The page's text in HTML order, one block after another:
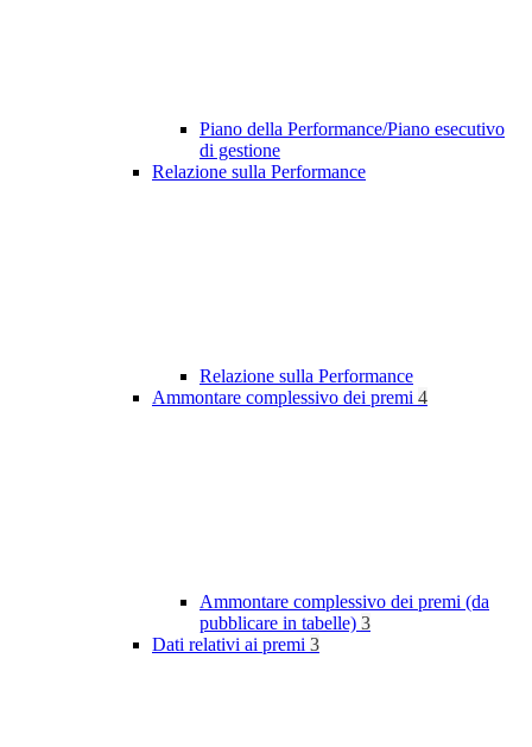
Piano della Performance/Piano esecutivo
di gestione
Relazione sulla Performance
Relazione sulla Performance
Ammontare complessivo dei premi 4
Ammontare complessivo dei premi (da
pubblicare in tabelle) 3
Dati relativi ai premi 3